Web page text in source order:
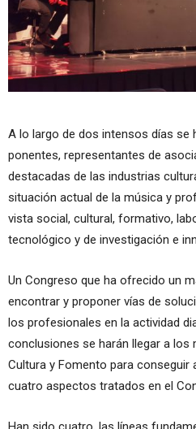
A lo largo de dos intensos días se
ponentes, representantes de
destacadas de las industrias
situación actual de la música y
vista social, cultural, formativo,
tecnológico y de investigación e
Un Congreso que ha ofrecido un
encontrar y proponer vías de
los profesionales en la actividad
conclusiones se harán llegar a los
Cultura y Fomento para conseguir
cuatro aspectos tratados en el